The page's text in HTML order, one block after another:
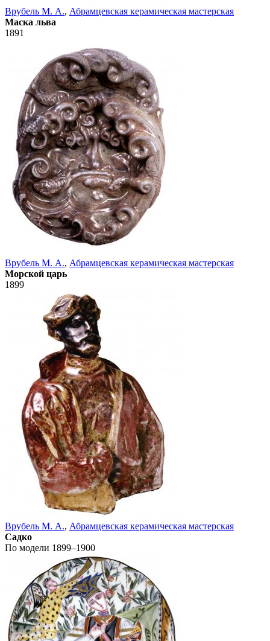
Врубель М. А., Абрамцевская керамическая мастерская
Маска льва
1891
Врубель М. А., Абрамцевская керамическая мастерская
Морской царь
1899
Врубель М. А., Абрамцевская керамическая мастерская
Садко
По модели 1899–1900